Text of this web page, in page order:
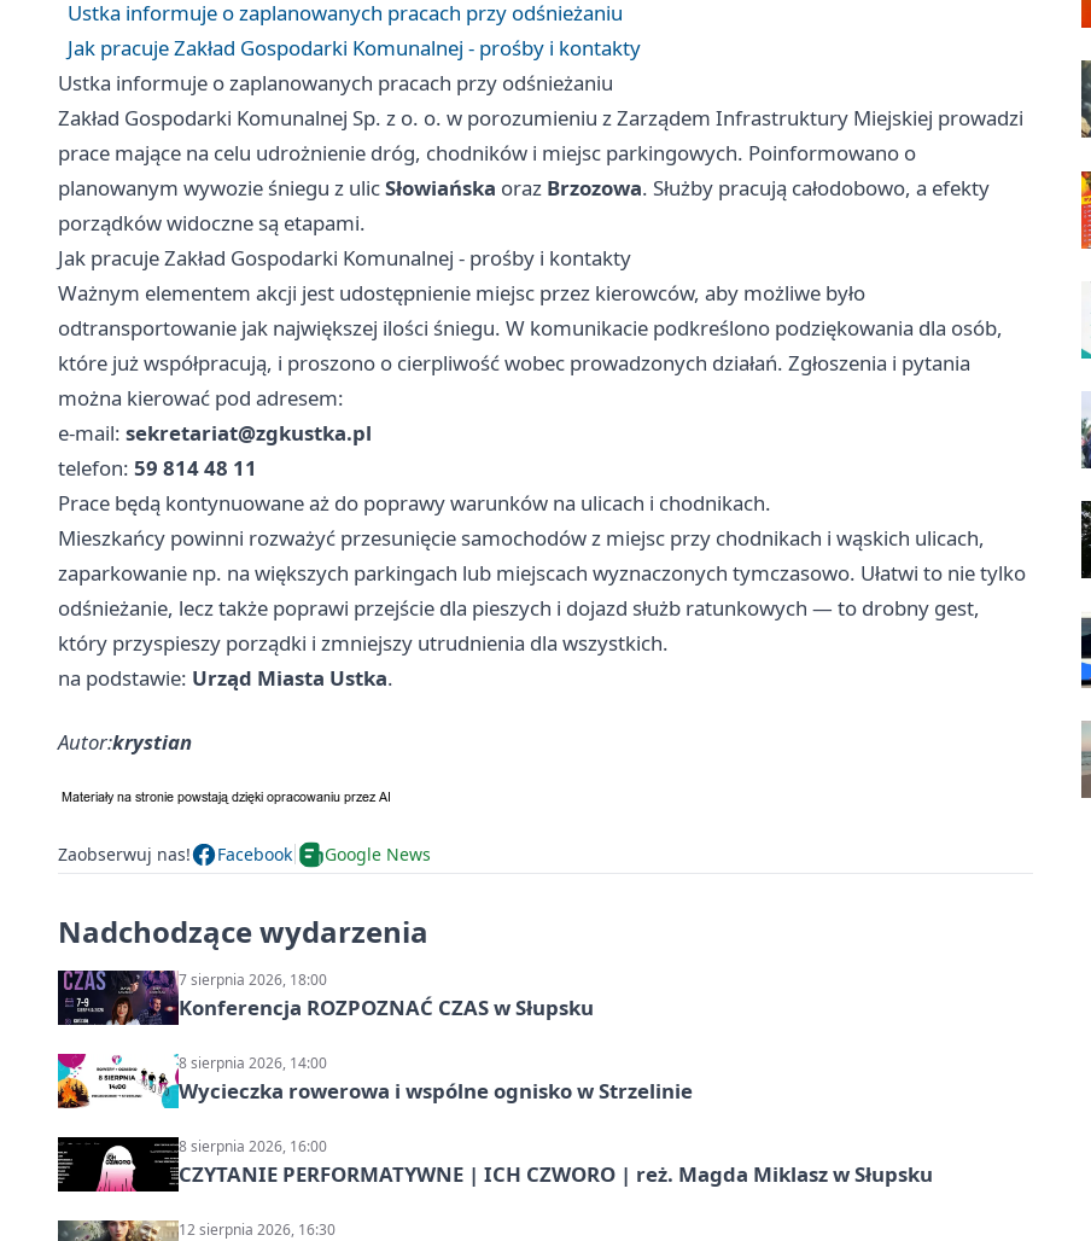
Ustka informuje o zaplanowanych pracach przy odśnieżaniu
Jak pracuje Zakład Gospodarki Komunalnej - prośby i kontakty
Ustka informuje o zaplanowanych pracach przy odśnieżaniu
Zakład Gospodarki Komunalnej Sp. z o. o. w porozumieniu z Zarządem Infrastruktury Miejskiej prowadzi
prace mające na celu udrożnienie dróg, chodników i miejsc parkingowych. Poinformowano o
planowanym wywozie śniegu z ulicSłowiańska oraz Brzozowa. Służby pracują całodobowo, a efekty
porządków widoczne są etapami.
Jak pracuje Zakład Gospodarki Komunalnej - prośby i kontakty
Ważnym elementem akcji jest udostępnienie miejsc przez kierowców, aby możliwe było
odtransportowanie jak największej ilości śniegu. W komunikacie podkreślono podziękowania dla osób,
które już współpracują, i proszono o cierpliwość wobec prowadzonych działań. Zgłoszenia i pytania
można kierować pod adresem:
e-mail: sekretariat@zgkustka.pl
telefon: 59 814 48 11
Prace będą kontynuowane aż do poprawy warunków na ulicach i chodnikach.
Mieszkańcy powinni rozważyć przesunięcie samochodów z miejsc przy chodnikach i wąskich ulicach,
zaparkowanie np. na większych parkingach lub miejscach wyznaczonych tymczasowo. Ułatwi to nie tylko
odśnieżanie, lecz także poprawi przejście dla pieszych i dojazd służb ratunkowych — to drobny gest,
który przyspieszy porządki i zmniejszy utrudnienia dla wszystkich.
na podstawie: Urząd Miasta Ustka.
Autor:krystian
Zaobserwuj nas! Facebook Google News
Nadchodzące wydarzenia
7 sierpnia 2026, 18:00
Konferencja ROZPOZNAĆ CZAS w Słupsku
8 sierpnia 2026, 14:00
Wycieczka rowerowa i wspólne ognisko w Strzelinie
8 sierpnia 2026, 16:00
CZYTANIE PERFORMATYWNE | ICH CZWORO | reż. Magda Miklasz w Słupsku
12 sierpnia 2026, 16:30